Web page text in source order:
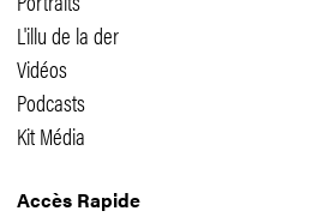
L'illu de la der
Vidéos
Podcasts
Kit Média
Accès Rapide